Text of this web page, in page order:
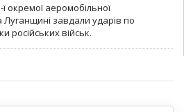
окремої аеромобільної
завдали ударів по
російських військ.